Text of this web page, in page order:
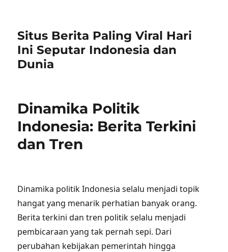
Situs Berita Paling Viral Hari
Ini Seputar Indonesia dan
Dunia
Dinamika Politik
Indonesia: Berita Terkini
dan Tren
Dinamika politik Indonesia selalu menjadi topik
hangat yang menarik perhatian banyak orang.
Berita terkini dan tren politik selalu menjadi
pembicaraan yang tak pernah sepi. Dari
perubahan kebijakan pemerintah hingga